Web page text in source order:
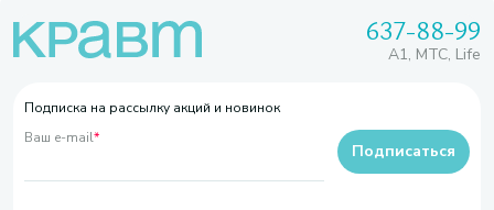
637-88-99
A1, МТС, Life
Подписка на рассылку акций и новинок
Ваш e-mail*
Подписаться